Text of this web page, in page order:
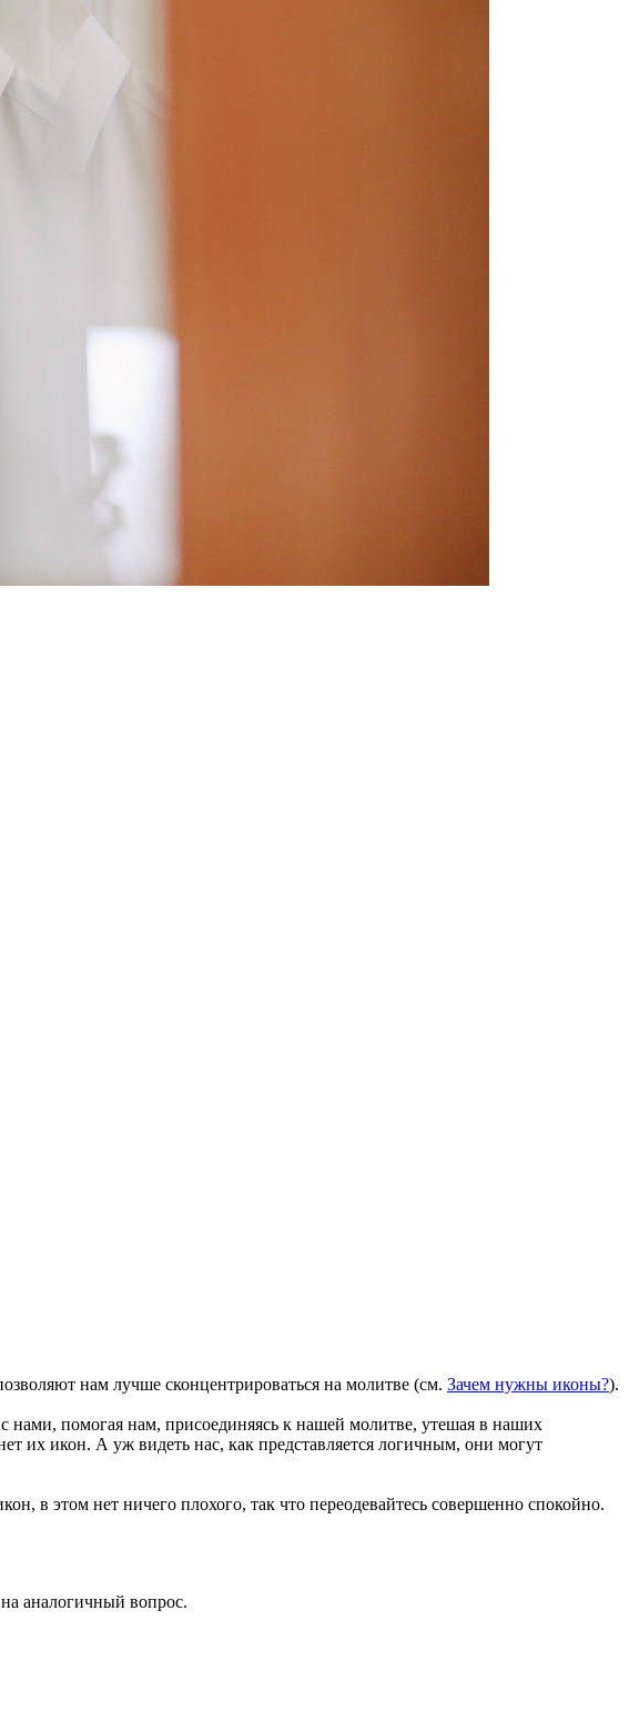
нам лучше сконцентрироваться на молитве (см. Зачем нужны иконы?).
помогая нам, присоединяясь к нашей молитве, утешая в наших
их икон. А уж видеть нас, как представляется логичным, они могут
в этом нет ничего плохого, так что переодевайтесь совершенно спокойно.
на аналогичный вопрос.